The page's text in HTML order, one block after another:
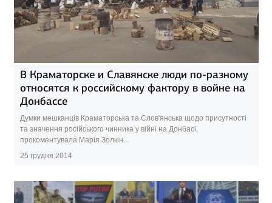
В Краматорске и Славянске люди по-разному
относятся к российскому фактору в войне на
Донбассе
Думки мешканців Краматорська та Слов'янська щодо присутності
та значення російського чинника у війні на Донбасі,
прокоментувала Марія Золкін...
25 грудня 2014